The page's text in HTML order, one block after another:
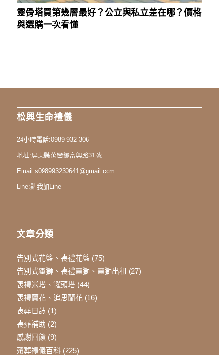
靈骨塔買第幾層最好？公立與私立差在哪？價格
與選購一次看懂
松興生命禮儀
24小時電話:0989-932-306
地址:屏東縣萬巒鄉富興路31號
Email:s098993230641@gmail.com
Line:點我加Line
文章分類
告別式花籃、喪禮花籃(75)
告別式靈獅、喪禮靈獅、靈獅出租 (27)
喪禮米塔、罐頭塔(44)
喪禮蘭花、追思蘭花(16)
喪葬日誌(1)
喪葬補助 (2)
感謝回饋(9)
殯葬禮儀百科(225)